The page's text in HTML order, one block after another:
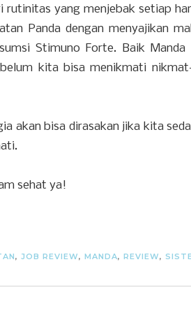
yang menjebak setiap
Panda dengan menyajikan
Stimuno Forte. Baik Manda
kita bisa menikmati
akan bisa dirasakan jika kita
sehat ya!
, JOB REVIEW, MANDA, REVIEW,